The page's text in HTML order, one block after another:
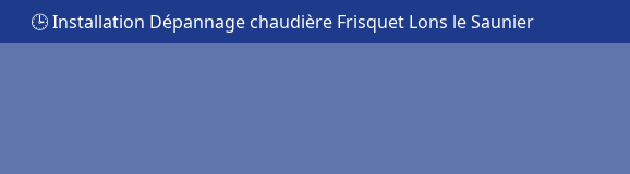
🕒 Installation Dépannage chaudière Frisquet Lons le Saunier